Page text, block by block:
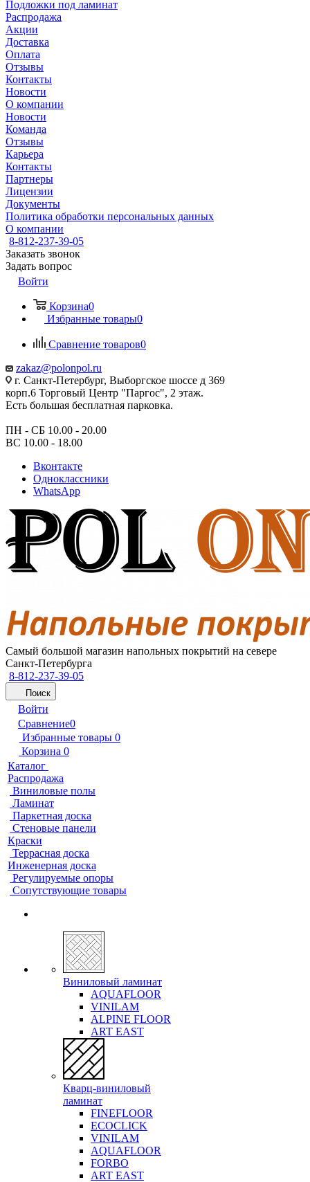
Подложки под ламинат
Распродажа
Акции
Доставка
Оплата
Отзывы
Контакты
Новости
О компании
Новости
Команда
Отзывы
Карьера
Контакты
Партнеры
Лицензии
Документы
Политика обработки персональных данных
О компании
8-812-237-39-05
Заказать звонок
Задать вопрос
Войти
Корзина0
Избранные товары0
Сравнение товаров0
zakaz@polonpol.ru
г. Санкт-Петербург, Выборгское шоссе д 369
корп.6 Торговый Центр "Паргос", 2 этаж.
Есть большая бесплатная парковка.
ПН - СБ 10.00 - 20.00
ВС 10.00 - 18.00
Вконтакте
Одноклассники
WhatsApp
Самый большой магазин напольных покрытий на севере
Санкт-Петербурга
8-812-237-39-05
Поиск
Войти
Сравнение0
Избранные товары 0
Корзина 0
Каталог
Распродажа
Виниловые полы
Ламинат
Паркетная доска
Стеновые панели
Краски
Террасная доска
Инженерная доска
Регулируемые опоры
Сопутствующие товары
Виниловый ламинат
AQUAFLOOR
VINILAM
ALPINE FLOOR
ART EAST
Кварц-виниловый
ламинат
FINEFLOOR
ECOCLICK
VINILAM
AQUAFLOOR
FORBO
ART EAST